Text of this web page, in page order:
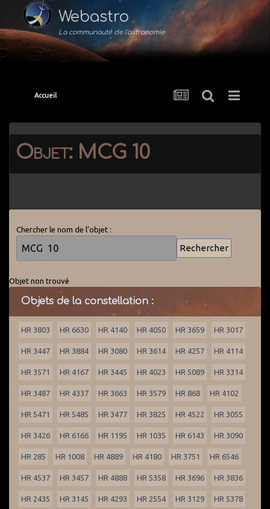
Webastro
La communauté de l'astronomie
Accueil
Objet: MCG 10
Chercher le nom de l'objet :
Objet non trouvé
Objets de la constellation :
HR 3803 HR 6630 HR 4140 HR 4050 HR 3659 HR 3017
HR 3447 HR 3884 HR 3080 HR 3614 HR 4257 HR 4114
HR 3571 HR 4167 HR 3445 HR 4023 HR 5089 HR 3314
HR 3487 HR 4337 HR 3663 HR 3579 HR 868 HR 4102
HR 5471 HR 5485 HR 3477 HR 3825 HR 4522 HR 3055
HR 3426 HR 6166 HR 1195 HR 1035 HR 6143 HR 3090
HR 285 HR 1008 HR 4889 HR 4180 HR 3751 HR 6546
HR 4537 HR 3457 HR 4888 HR 5358 HR 3696 HR 3836
HR 2435 HR 3145 HR 4293 HR 2554 HR 3129 HR 5378